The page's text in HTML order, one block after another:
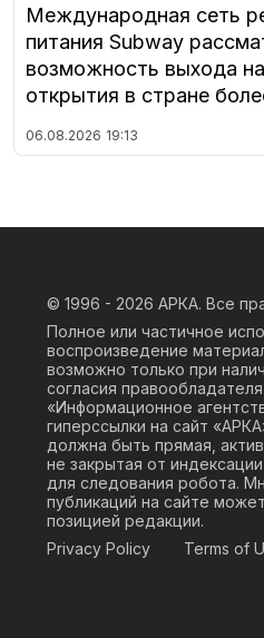
Международная сеть
питания Subway
возможность выхода
открытия в стране
06.08.2026 19:13
© 1996 - 2026 АРКА. Все
Полное или частичное
воспроизведение
возможно только при
согласия
«Информационное
гиперссылки на сайт
должна быть прямая,
не закрытая от
для следования робота.
публикаций на сайте
позицией редакции.
Privacy Policy
Terms of